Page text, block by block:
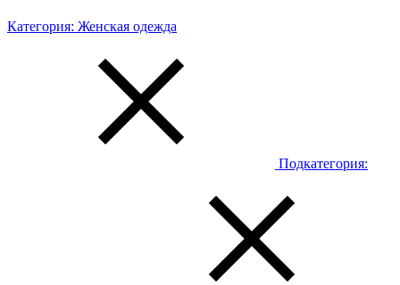
Категория: Женская одежда
Подкатегория: